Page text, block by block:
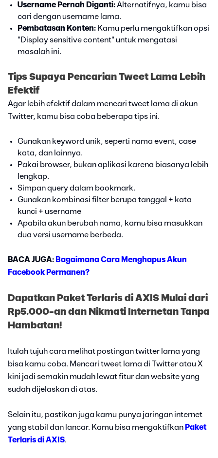
Username Pernah Diganti:Alternatifnya, kamu bisa
cari dengan username lama.
Pembatasan Konten: Kamu perlu mengaktifkan opsi
"Display sensitive content" untuk mengatasi
masalah ini.
Tips Supaya Pencarian Tweet Lama Lebih
Efektif
Agar lebih efektif dalam mencari tweet lama di akun
Twitter, kamu bisa coba beberapa tips ini.
Gunakan keyword unik, seperti nama event, case
kata, dan lainnya.
Pakai browser, bukan aplikasi karena biasanya lebih
lengkap.
Simpan query dalam bookmark.
Gunakan kombinasi filter berupa tanggal + kata
kunci + username
Apabila akun berubah nama, kamu bisa masukkan
dua versi username berbeda.
BACA JUGA: Bagaimana Cara Menghapus Akun
Facebook Permanen?
Dapatkan Paket Terlaris di AXIS Mulai dari
Rp5.000-an dan Nikmati Internetan Tanpa
Hambatan!
Itulah tujuh cara melihat postingan twitter lama yang
bisa kamu coba. Mencari tweet lama di Twitter atau X
kini jadi semakin mudah lewat fitur dan website yang
sudah dijelaskan di atas.
Selain itu, pastikan juga kamu punya jaringan internet
yang stabil dan lancar. Kamu bisa mengaktifkan Paket
Terlaris di AXIS.